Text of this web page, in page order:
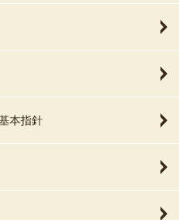
本指針